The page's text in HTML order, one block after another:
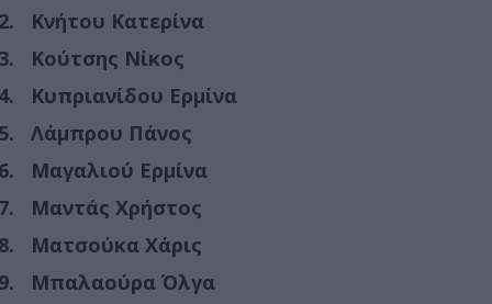
Κνήτου Κατερίνα
Κούτσης Νίκος
Κυπριανίδου Ερμίνα
Λάμπρου Πάνος
Μαγαλιού Ερμίνα
Μαντάς Χρήστος
Ματσούκα Χάρις
Μπαλαούρα Όλγα